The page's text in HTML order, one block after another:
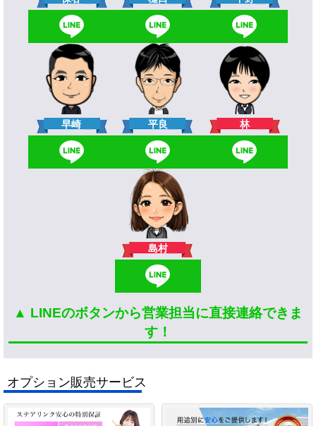
早崎 平良 林
島村
▲ LINEのボタンから営業担当に直接連絡できま
す！
オプション販売サービス